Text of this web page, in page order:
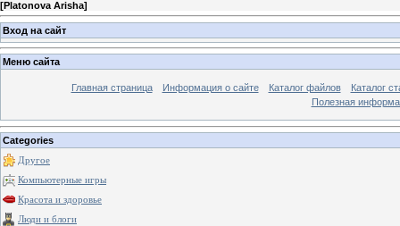
[Platonova Arisha]
Вход на сайт
Меню сайта
Главная страница Информация о сайте Каталог файлов
Каталог
Полезная
Categories
Другое
Компьютерные игры
Красота и здоровье
Люди и блоги